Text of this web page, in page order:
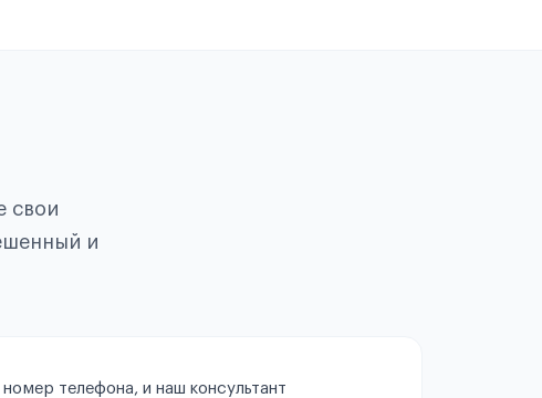
свои
и
телефона, и наш консультант